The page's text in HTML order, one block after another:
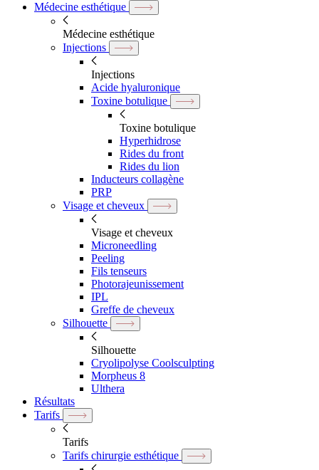
Médecine esthétique
Médecine esthétique
Injections
Injections
Acide hyaluronique
Toxine botulique
Toxine botulique
Hyperhidrose
Rides du front
Rides du lion
Inducteurs collagène
PRP
Visage et cheveux
Visage et cheveux
Microneedling
Peeling
Fils tenseurs
Photorajeunissement
IPL
Greffe de cheveux
Silhouette
Silhouette
Cryolipolyse Coolsculpting
Morpheus 8
Ulthera
Résultats
Tarifs
Tarifs
Tarifs chirurgie esthétique